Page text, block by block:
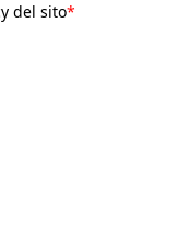
del sito*